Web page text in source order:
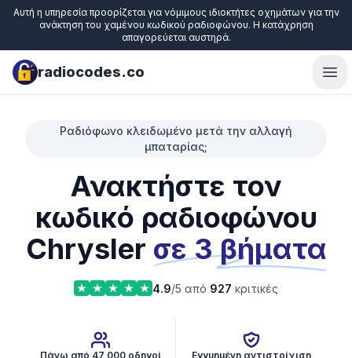
Αυτή η υπηρεσία προορίζεται για νόμιμους ιδιοκτήτες οχημάτων για την
ανάκτηση του χαμένου κωδικού ραδιοφώνου. Η κατάχρηση
απαγορεύεται αυστηρά.
radiocodes.co
Ραδιόφωνο κλειδωμένο μετά την αλλαγή
μπαταρίας;
Ανακτήστε τον
κωδικό ραδιοφώνου
Chrysler σε 3 βήματα
4.9/5 από 927 κριτικές
Πάνω από 47,000 οδηγοί
Εγγυημένη αντιστοίχιση